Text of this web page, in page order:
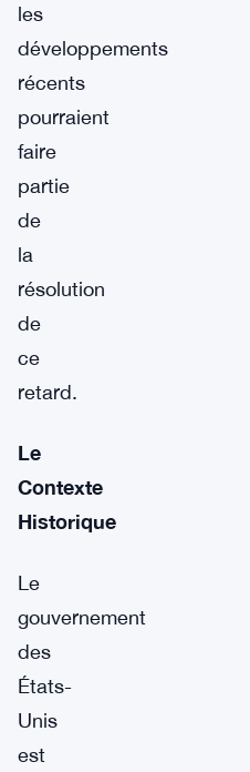
les
développements
récents
pourraient
faire
partie
de
la
résolution
de
ce
retard.
Le
Contexte
Historique
Le
gouvernement
des
États-
Unis
est